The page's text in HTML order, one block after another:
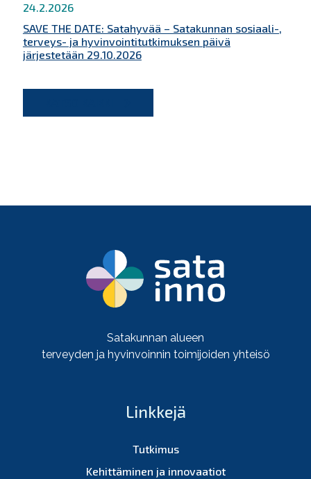
24.2.2026
SAVE THE DATE: Satahyvää – Satakunnan sosiaali-,
terveys- ja hyvinvointitutkimuksen päivä
järjestetään 29.10.2026
Satakunnan alueen
terveyden ja hyvinvoinnin toimijoiden yhteisö
Linkkejä
Tutkimus
Kehittäminen ja innovaatiot